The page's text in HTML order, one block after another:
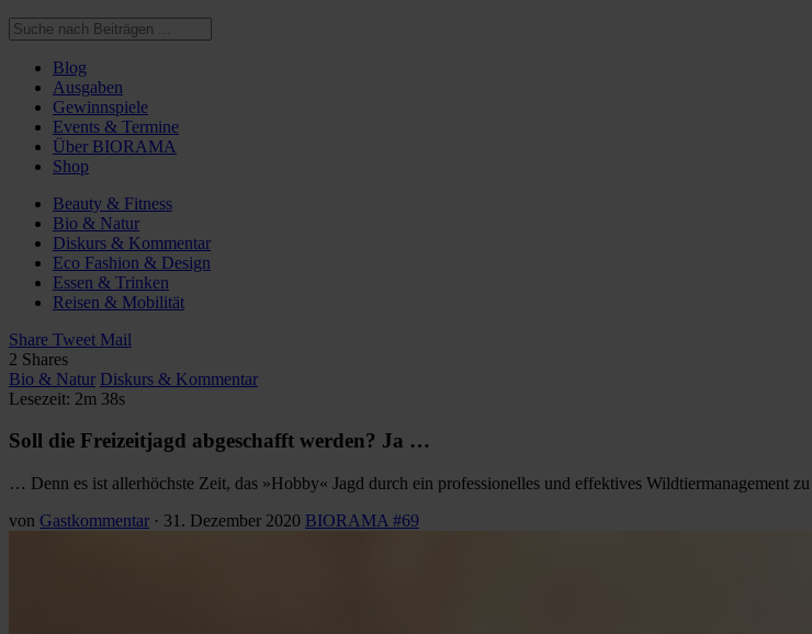
Blog
Ausgaben
Gewinnspiele
Events & Termine
Über BIORAMA
Shop
Beauty & Fitness
Bio & Natur
Diskurs & Kommentar
Eco Fashion & Design
Essen & Trinken
Reisen & Mobilität
Share Tweet Mail
2 Shares
Bio & Natur Diskurs & Kommentar
Lesezeit: 2m 38s
Soll die Freizeitjagd abgeschafft werden? Ja …
… Denn es ist allerhöchste Zeit, das »Hobby« Jagd durch ein professionelles und effektives Wildtiermanagement zu
von Gastkommentar · 31. Dezember 2020 BIORAMA #69